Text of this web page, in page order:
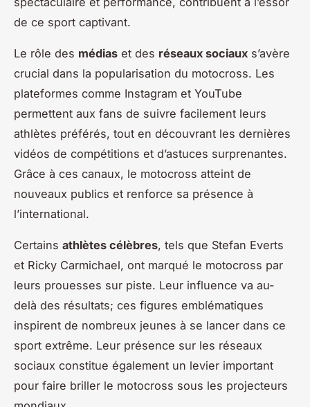
de ce sport captivant.
Le rôle des médias et des réseaux sociaux s’avère
crucial dans la popularisation du motocross. Les
plateformes comme Instagram et YouTube
permettent aux fans de suivre facilement leurs
athlètes préférés, tout en découvrant les dernières
vidéos de compétitions et d’astuces surprenantes.
Grâce à ces canaux, le motocross atteint de
nouveaux publics et renforce sa présence à
l’international.
Certains athlètes célèbres, tels que Stefan Everts
et Ricky Carmichael, ont marqué le motocross par
leurs prouesses sur piste. Leur influence va au-
delà des résultats; ces figures emblématiques
inspirent de nombreux jeunes à se lancer dans ce
sport extrême. Leur présence sur les réseaux
sociaux constitue également un levier important
pour faire briller le motocross sous les projecteurs